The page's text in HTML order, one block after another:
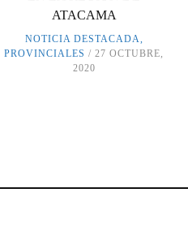
ATACAMA
NOTICIA DESTACADA,
PROVINCIALES
27 OCTUBRE,
2020